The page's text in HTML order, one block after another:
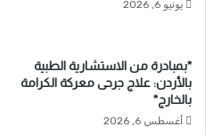
يونيو 6, 2026
*بمبادرة من الاستشارية الطبية
بالأردن: علاج جرحى معركة الكرامة
بالخارج*
أغسطس 6, 2026